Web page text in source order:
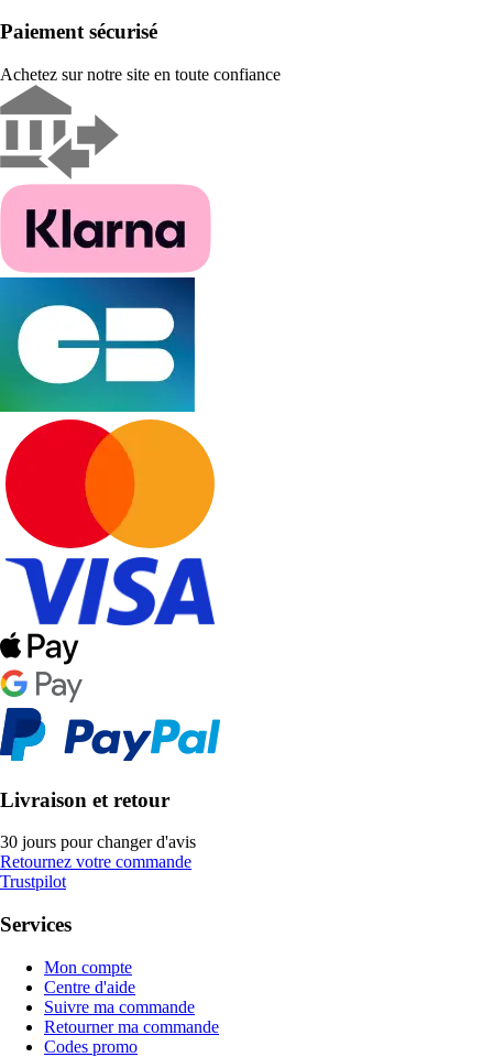
Paiement sécurisé
Achetez sur notre site en toute confiance
Livraison et retour
30 jours pour changer d'avis
Retournez votre commande
Trustpilot
Services
Mon compte
Centre d'aide
Suivre ma commande
Retourner ma commande
Codes promo